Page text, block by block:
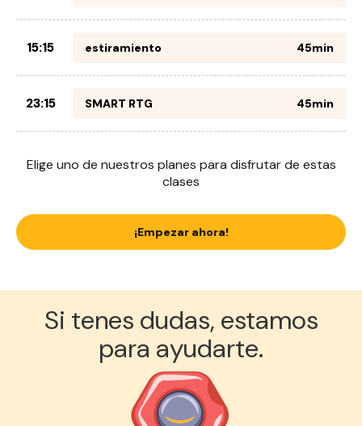
15:15 estiramiento 45min
23:15 SMART RTG 45min
Elige uno de nuestros planes para disfrutar de estas
clases
¡Empezar ahora!
Si tenes dudas, estamos
para ayudarte.